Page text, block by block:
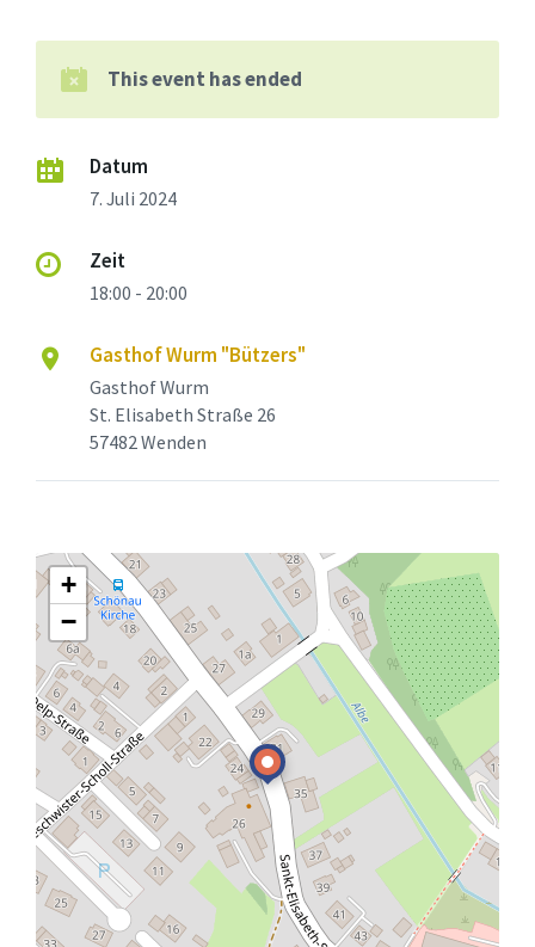
This event has ended
Datum
7. Juli 2024
Zeit
18:00 - 20:00
Gasthof Wurm "Bützers"
Gasthof Wurm
St. Elisabeth Straße 26
57482 Wenden
+
−